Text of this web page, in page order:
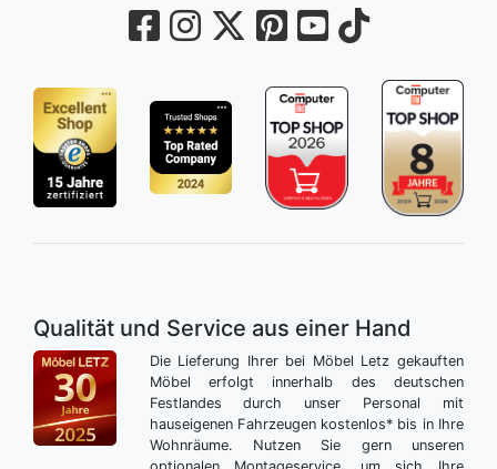
Qualität und Service aus einer Hand
Die Lieferung Ihrer bei Möbel Letz gekauften
Möbel erfolgt innerhalb des deutschen
Festlandes durch unser Personal mit
hauseigenen Fahrzeugen kostenlos* bis in Ihre
Wohnräume. Nutzen Sie gern unseren